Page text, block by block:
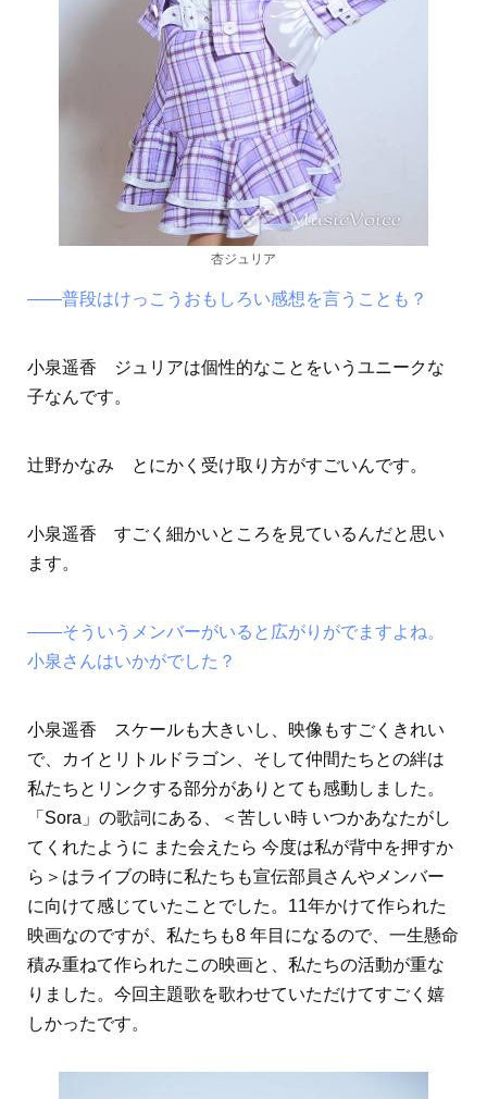
杏ジュリア
――普段はけっこうおもしろい感想を言うことも？
小泉遥香 ジュリアは個性的なことをいうユニークな
子なんです。
辻野かなみ とにかく受け取り方がすごいんです。
小泉遥香 すごく細かいところを見ているんだと思い
ます。
――そういうメンバーがいると広がりがでますよね。
小泉さんはいかがでした？
小泉遥香 スケールも大きいし、映像もすごくきれい
で、カイとリトルドラゴン、そして仲間たちとの絆は
私たちとリンクする部分がありとても感動しました。
「Sora」の歌詞にある、＜苦しい時 いつかあなたがし
てくれたように また会えたら 今度は私が背中を押すか
ら＞はライブの時に私たちも宣伝部員さんやメンバー
に向けて感じていたことでした。11年かけて作られた
映画なのですが、私たちも8 年目になるので、一生懸命
積み重ねて作られたこの映画と、私たちの活動が重な
りました。今回主題歌を歌わせていただけてすごく嬉
しかったです。